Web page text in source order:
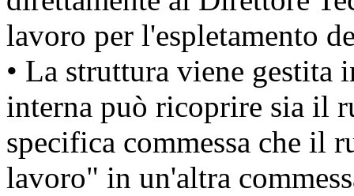
lavoro per l'espletamento
• La struttura viene gestita
interna può ricoprire sia il
specifica commessa che il
lavoro" in un'altra